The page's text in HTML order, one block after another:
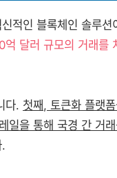
적인 블록체인 솔루션
달러 규모의 거래를
다. 첫째, 토큰화 플랫
일을 통해 국경 간 거